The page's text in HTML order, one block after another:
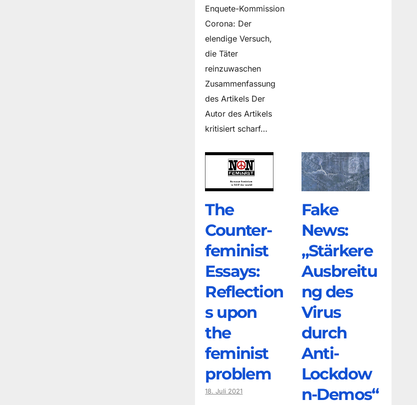
Enquete-Kommission
Corona: Der
elendige Versuch,
die Täter
reinzuwaschen
Zusammenfassung
des Artikels Der
Autor des Artikels
kritisiert scharf…
The
Counter­
feminist
Essays:
Reflection
s upon
the
feminist
problem
18. Juli 2021
Fake
News:
„Stärkere
Ausbreitu
ng des
Virus
durch
Anti-
Lockdow
n-Demos“